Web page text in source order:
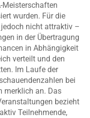
Meisterschaften
wurden. Für die
nicht attraktiv –
in der Übertragung
in Abhängigkeit
verteilt und den
Im Laufe der
bei
merklich an. Das
bezieht
Teilnehmende,